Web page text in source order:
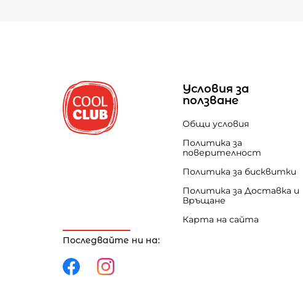
Последвайте ни на:
Условия за
ползване
Общи условия
Политика за
поверителност
Политика за бисквитки
Политика за Доставка и
Връщане
Карта на сайта